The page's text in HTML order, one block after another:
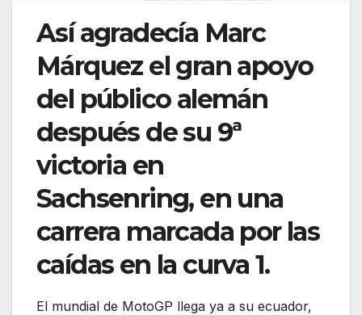
Así agradecía Marc
Márquez el gran apoyo
del público alemán
después de su 9ª
victoria en
Sachsenring, en una
carrera marcada por las
caídas en la curva 1.
El mundial de MotoGP llega ya a su ecuador,